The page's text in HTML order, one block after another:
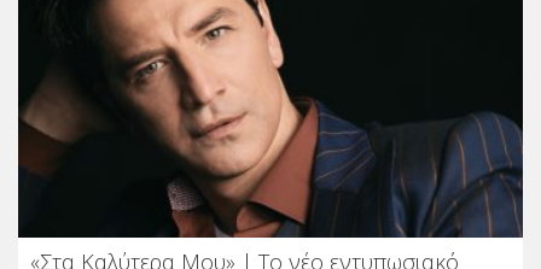
«Στα Καλύτερα Μου» | Το νέο εντυπωσιακό